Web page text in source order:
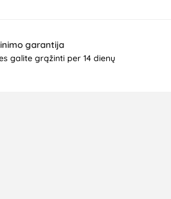
garantija
galite grąžinti per 14 dienų